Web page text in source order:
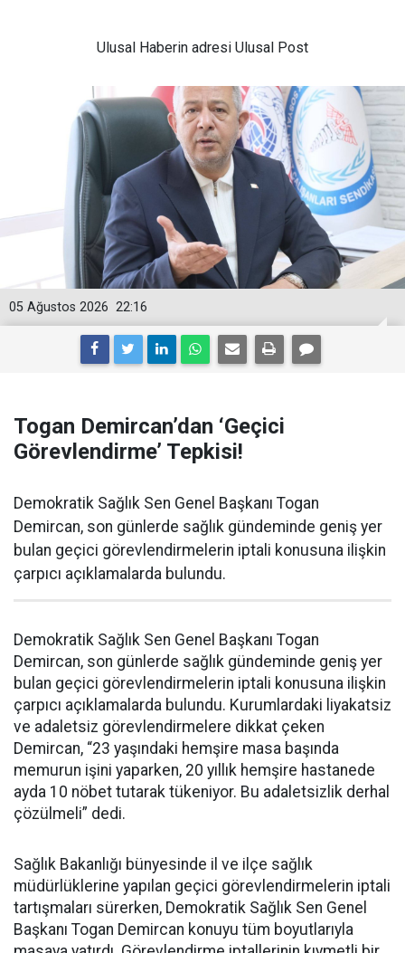
Ulusal Haberin adresi Ulusal Post
22:16
05 Ağustos 2026
Togan Demircan’dan ‘Geçici
Görevlendirme’ Tepkisi!
Demokratik Sağlık Sen Genel Başkanı Togan
Demircan, son günlerde sağlık gündeminde geniş yer
bulan geçici görevlendirmelerin iptali konusuna ilişkin
çarpıcı açıklamalarda bulundu.
Demokratik Sağlık Sen Genel Başkanı Togan
Demircan, son günlerde sağlık gündeminde geniş yer
bulan geçici görevlendirmelerin iptali konusuna ilişkin
çarpıcı açıklamalarda bulundu. Kurumlardaki liyakatsiz
ve adaletsiz görevlendirmelere dikkat çeken
Demircan, “23 yaşındaki hemşire masa başında
memurun işini yaparken, 20 yıllık hemşire hastanede
ayda 10 nöbet tutarak tükeniyor. Bu adaletsizlik derhal
çözülmeli” dedi.
Sağlık Bakanlığı bünyesinde il ve ilçe sağlık
müdürlüklerine yapılan geçici görevlendirmelerin iptali
tartışmaları sürerken, Demokratik Sağlık Sen Genel
Başkanı Togan Demircan konuyu tüm boyutlarıyla